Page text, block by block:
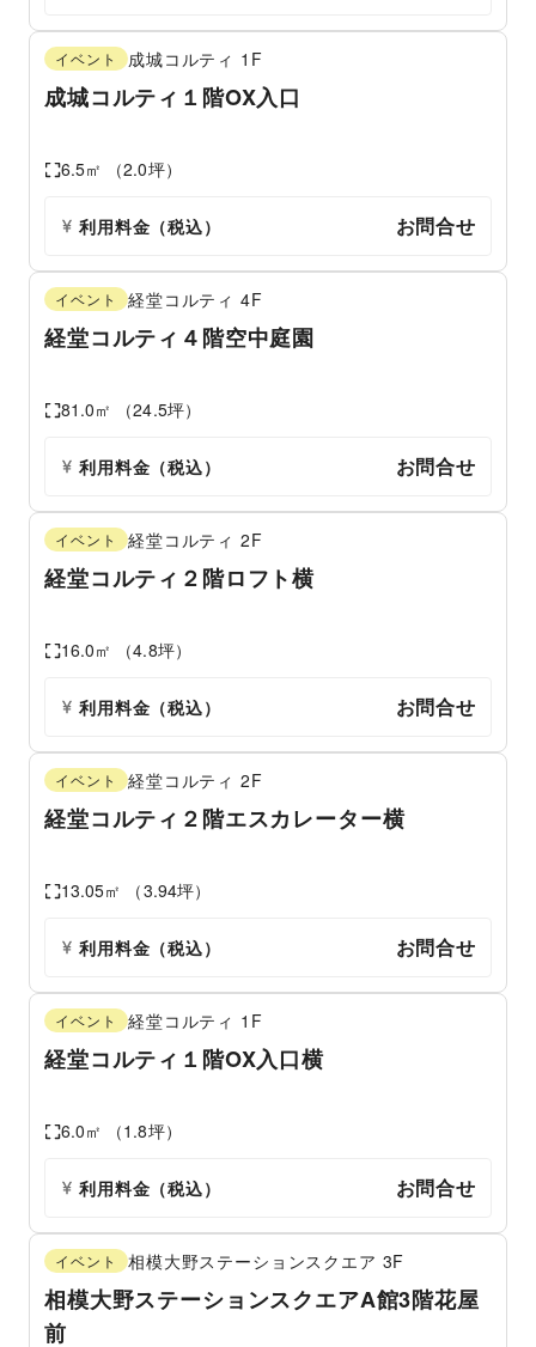
イベント 成城コルティ 1F
成城コルティ１階OX入口
6.5㎡ （2.0坪）
利用料金（税込） お問合せ
イベント 経堂コルティ 4F
経堂コルティ４階空中庭園
81.0㎡ （24.5坪）
利用料金（税込） お問合せ
イベント 経堂コルティ 2F
経堂コルティ２階ロフト横
16.0㎡ （4.8坪）
利用料金（税込） お問合せ
イベント 経堂コルティ 2F
経堂コルティ２階エスカレーター横
13.05㎡ （3.94坪）
利用料金（税込） お問合せ
イベント 経堂コルティ 1F
経堂コルティ１階OX入口横
6.0㎡ （1.8坪）
利用料金（税込） お問合せ
イベント 相模大野ステーションスクエア 3F
相模大野ステーションスクエアA館3階花屋
前